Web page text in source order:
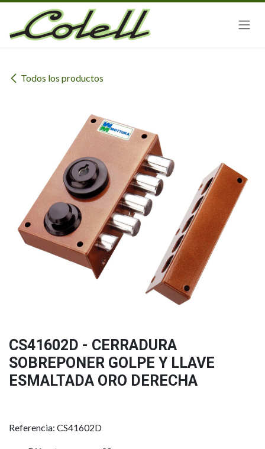
Ir al contenido
Todos los productos
CS41602D - CERRADURA
SOBREPONER GOLPE Y LLAVE
ESMALTADA ORO DERECHA
Referencia: CS41602D